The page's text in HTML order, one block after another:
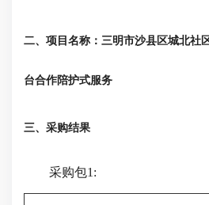
二、项目名称：三明市沙县区城北社
台合作陪护式服务
三、采购结果
采购包1: